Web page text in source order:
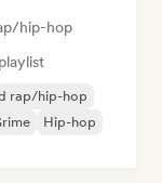
hip-hop
rap/hip-hop
Hip-hop